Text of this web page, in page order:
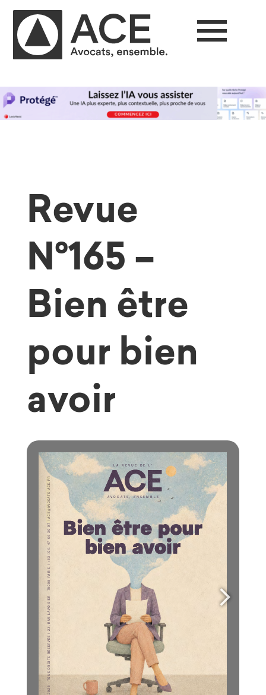
Revue
N°165 –
Bien être
pour bien
avoir
2025 - TOUS DROITS RÉSERVÉS | 23, RUE LAVOISIER - 75008 PARIS | +33 (0)1 47 66 30 07 |
ACE@AVOCATS-ACE.FR